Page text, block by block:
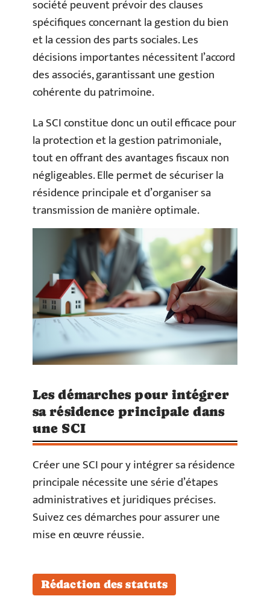
société peuvent prévoir des clauses
spécifiques concernant la gestion du bien
et la cession des parts sociales. Les
décisions importantes nécessitent l’accord
des associés, garantissant une gestion
cohérente du patrimoine.
La SCI constitue donc un outil efficace pour
la protection et la gestion patrimoniale,
tout en offrant des avantages fiscaux non
négligeables. Elle permet de sécuriser la
résidence principale et d’organiser sa
transmission de manière optimale.
Les démarches pour intégrer
sa résidence principale dans
une SCI
Créer une SCI pour y intégrer sa résidence
principale nécessite une série d’étapes
administratives et juridiques précises.
Suivez ces démarches pour assurer une
mise en œuvre réussie.
Rédaction des statuts